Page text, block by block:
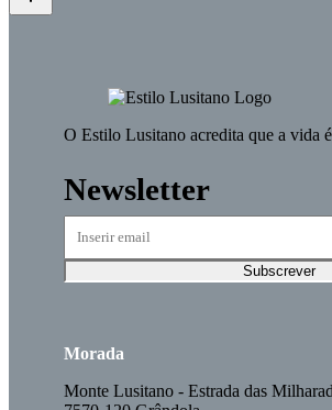
O Estilo Lusitano acredita que a vida
Newsletter
Morada
Monte Lusitano - Estrada das